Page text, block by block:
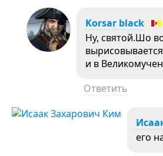
Korsar black
Ну, святой.Шо
и в
Ответить
его